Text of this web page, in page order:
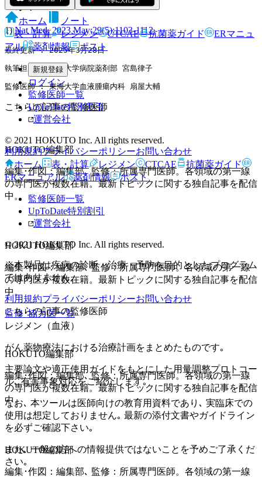
ホーム
ノート
表・計算
レジメン CTCAE 抗菌薬ガイド
ERマニュ
アル
薬剤情報 ポスト
新規登録
ログイン
監修医師一覧
UpToDate特別割引
運営会社
© 2021 HOKUTO Inc. All rights reserved.
利用規約プライバシーポリシーお問い合わせ
ホーム
表・計算 レジメン CTCAE
抗菌薬ガイド
ERマニュアル
薬剤情報 ポスト
監修医師一覧
UpToDate特別割引
運営会社
© 2021 HOKUTO Inc. All rights reserved.
※本製品は疾病の診断・治療・予防を目的としたプログラム
ではありません。
利用規約プライバシーポリシーお問い合わせ
こちらの記事の監修医師
HOKUTO編集部
編集･作図：編集部､ 監修：所属専門医師。各領域の第一線
の専門医が複数在籍。最新トピックに関する独自記事を配信
中。
HOKUTO編集部
編集･作図：編集部､ 監修：所属専門医師。各領域の第一線
出典
1)Nat Med. 2023 May;29(5):1103-1112.
最終更新 : 2025年3月28日
執筆担当 : 北里大学病院薬剤部 宮島律子
監修医師 : 東海大学血液腫瘍内科 扇屋大輔
こちらの記事の監修医師
HOKUTO編集部
編集･作図：編集部､ 監修：所属専門医師。各領域の第一線
の専門医が複数在籍。最新トピックに関する独自記事を配信
中。
HOKUTO編集部
編集･作図：編集部､ 監修：所属専門医師。各領域の第一線
の専門医が複数在籍。最新トピックに関する独自記事を配信
中。
監修･協力医一覧
レジメン（血液）
がん薬物療法における治療計画をまとめたものです｡
主要論文や適正使用ガイドをもとにした用量調整プロトコー
ル､ 有害事象対応をご紹介します｡
なお､ 本ツールは医師向けの教育用資料であり､ 実臨床での
使用は想定しておりません｡ 最新の添付文書やガイドライン
を必ずご確認下さい｡
また､ 一般の方への情報提供ではないことを予めご了承くだ
さい｡